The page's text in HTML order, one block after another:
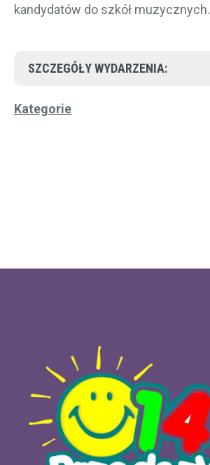
kandydatów do szkół muzycznych.
SZCZEGÓŁY WYDARZENIA:
Kategorie